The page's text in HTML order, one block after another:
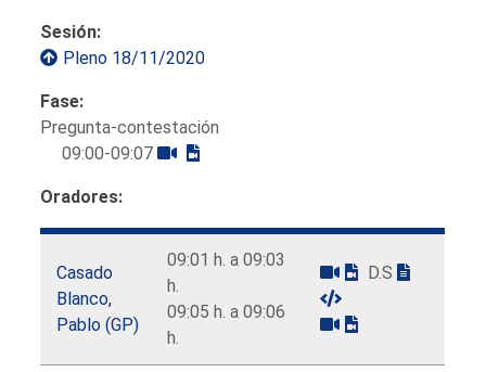
Sesión:
Pleno 18/11/2020
Fase:
Pregunta-contestación
09:00-09:07
Oradores:
Casado
Blanco,
Pablo (GP)
09:01 h. a 09:03
h.
09:05 h. a 09:06
h.
D.S